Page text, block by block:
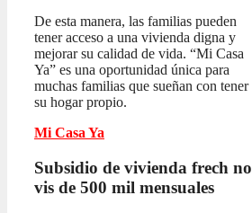
De esta manera, las familias pueden
tener acceso a una vivienda digna y
mejorar su calidad de vida. “Mi Casa
Ya” es una oportunidad única para
muchas familias que sueñan con tener
su hogar propio.
Mi Casa Ya
Subsidio de vivienda frech no
vis de 500 mil mensuales